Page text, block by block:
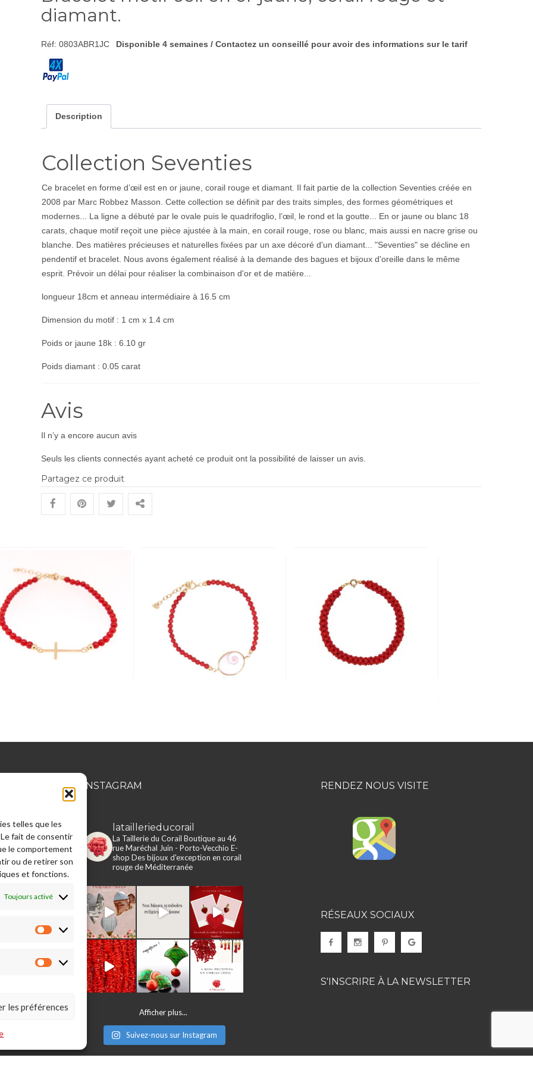
telles que les
fait de consentir
le comportement
ou de retirer son
et fonctions.
Toujours activé
Préférences
Statistiques
les préférences
diamant.
Réf: 0803ABR1JC Disponible 4 semaines / Contactez un conseillé pour avoir des informations sur le tarif
Description
Collection Seventies
Ce bracelet en forme d’œil est en or jaune, corail rouge et diamant. Il fait partie de la collection Seventies créée en
2008 par Marc Robbez Masson. Cette collection se définit par des traits simples, des formes géométriques et
modernes... La ligne a débuté par le ovale puis le quadrifoglio, l’œil, le rond et la goutte... En or jaune ou blanc 18
carats, chaque motif reçoit une pièce ajustée à la main, en corail rouge, rose ou blanc, mais aussi en nacre grise ou
blanche. Des matières précieuses et naturelles fixées par un axe décoré d'un diamant... "Seventies" se décline en
pendentif et bracelet. Nous avons également réalisé à la demande des bagues et bijoux d'oreille dans le même
esprit. Prévoir un délai pour réaliser la combinaison d'or et de matière...
longueur 18cm et anneau intermédiaire à 16.5 cm
Dimension du motif : 1 cm x 1.4 cm
Poids or jaune 18k : 6.10 gr
Poids diamant : 0.05 carat
Avis
Il n’y a encore aucun avis
Seuls les clients connectés ayant acheté ce produit ont la possibilité de laisser un avis.
Partagez ce produit
du Corail
en ligne
légales
retours,
INSTAGRAM
lataillerieducorail
La Taillerie du Corail Boutique au 46
rue Maréchal Juin - Porto-Vecchio E-
shop Des bijoux d'exception en corail
rouge de Méditerranée
Afficher plus...
Suivez-nous sur Instagram
RENDEZ NOUS VISITE
RÉSEAUX SOCIAUX
S'INSCRIRE À LA NEWSLETTER